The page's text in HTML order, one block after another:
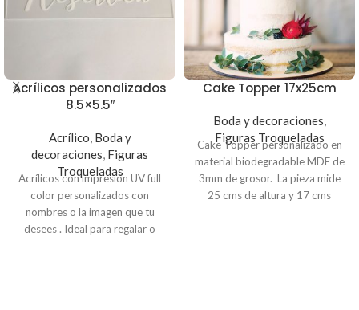
Acrílicos personalizados
8.5×5.5″
Acrílico, Boda y
decoraciones, Figuras
Troqueladas
Acrílicos con impresión UV full
color personalizados con
nombres o la imagen que tu
desees . Ideal para regalar o
Cake Topper 17x25cm
Boda y decoraciones,
Figuras Troqueladas
Cake Topper personalizado en
material biodegradable MDF de
3mm de grosor. La pieza mide
25 cms de altura y 17 cms